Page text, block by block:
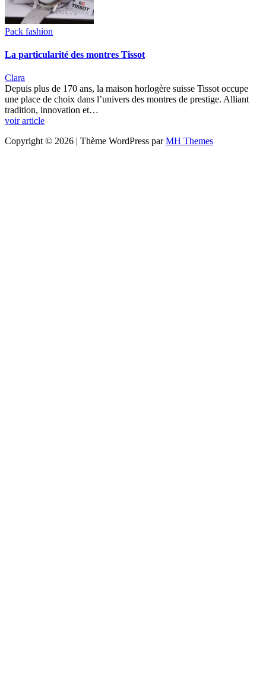
Pack fashion
La particularité des montres Tissot
Clara
Depuis plus de 170 ans, la maison horlogère suisse Tissot occupe
une place de choix dans l’univers des montres de prestige. Alliant
tradition, innovation et…
voir article
Copyright © 2026 | Thème WordPress parMH Themes